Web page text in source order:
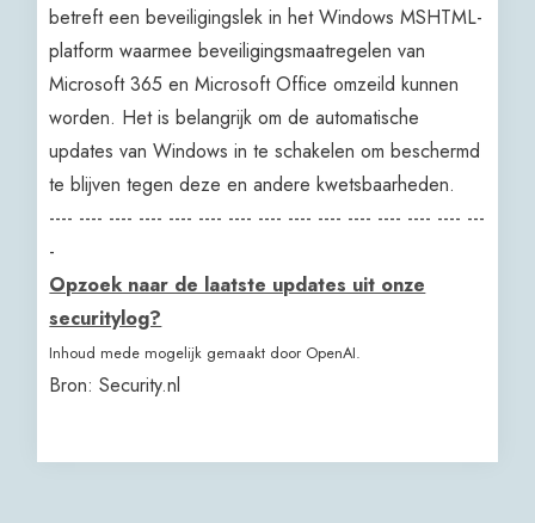
betreft een beveiligingslek in het Windows MSHTML-
platform waarmee beveiligingsmaatregelen van
Microsoft 365 en Microsoft Office omzeild kunnen
worden. Het is belangrijk om de automatische
updates van Windows in te schakelen om beschermd
te blijven tegen deze en andere kwetsbaarheden.
---- ---- ---- ---- ---- ---- ---- ---- ---- ---- ---- ---- ---- ---- ---
-
Opzoek naar de laatste updates uit onze
securitylog?
Inhoud mede mogelijk gemaakt door OpenAI.
Bron: Security.nl